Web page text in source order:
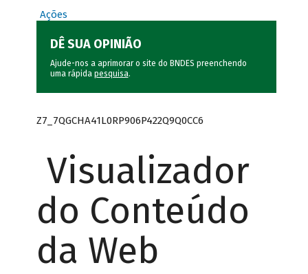
Ações
DÊ SUA OPINIÃO
Ajude-nos a aprimorar o site do BNDES preenchendo
uma rápida pesquisa.
Z7_7QGCHA41L0RP906P422Q9Q0CC6
Visualizador
do Conteúdo
da Web